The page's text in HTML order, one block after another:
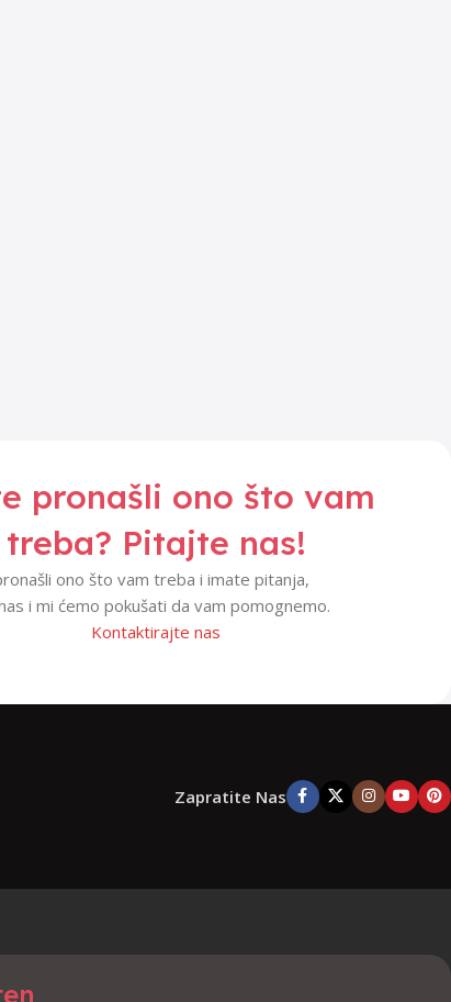
pronašli ono što vam
treba? Pitajte nas!
ono što vam treba i imate pitanja,
i mi ćemo pokušati da vam pomognemo.
Kontaktirajte nas
Zapratite Nas